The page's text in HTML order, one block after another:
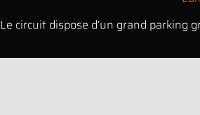
Le circuit dispose d’un grand